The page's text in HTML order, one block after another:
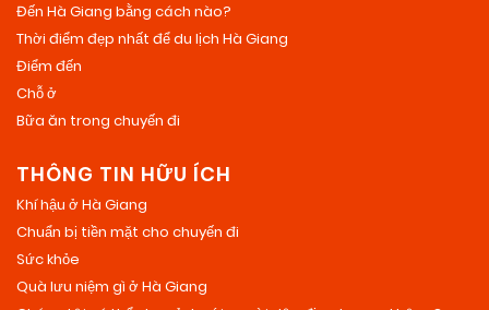
Đến Hà Giang bằng cách nào?
Thời điểm đẹp nhất để du lịch Hà Giang
Điểm đến
Chỗ ở
Bữa ăn trong chuyến đi
THÔNG TIN HỮU ÍCH
Khí hậu ở Hà Giang
Chuẩn bị tiền mặt cho chuyến đi
Sức khỏe
Quà lưu niệm gì ở Hà Giang